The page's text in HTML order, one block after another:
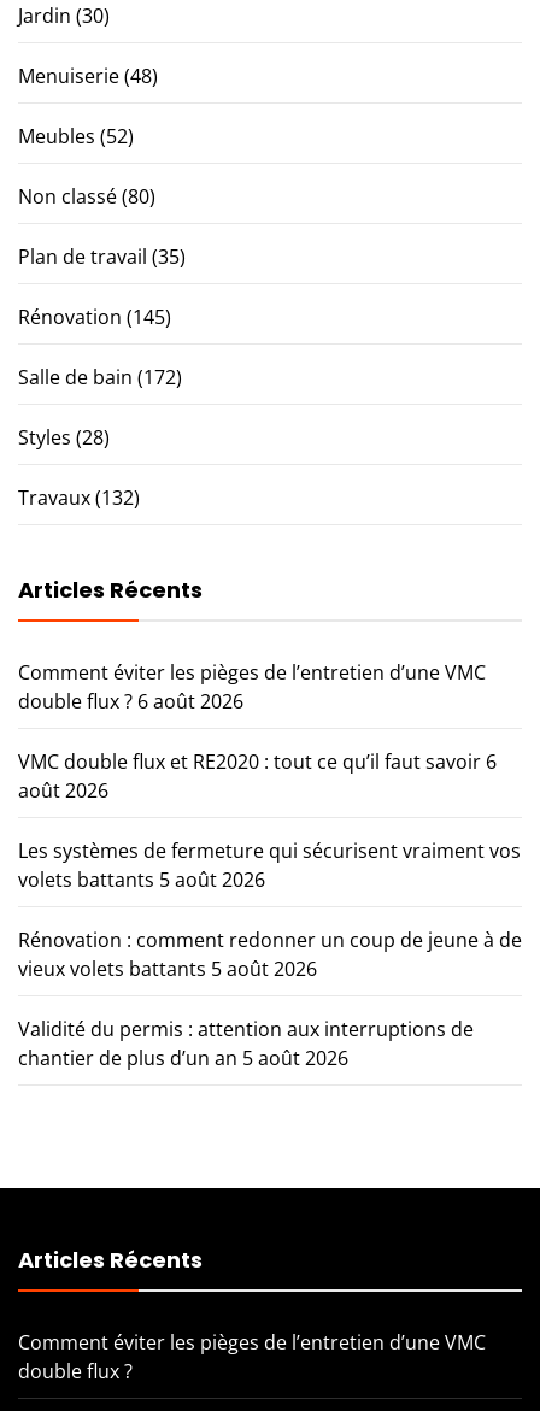
Jardin (30)
Menuiserie(48)
Meubles (52)
Non classé(80)
Plan de travail (35)
Rénovation (145)
Salle de bain (172)
Styles (28)
Travaux(132)
Articles Récents
Comment éviter les pièges de l’entretien d’une VMC
double flux ? 6 août 2026
VMC double flux et RE2020 : tout ce qu’il faut savoir 6
août 2026
Les systèmes de fermeture qui sécurisent vraiment vos
volets battants 5 août 2026
Rénovation : comment redonner un coup de jeune à de
vieux volets battants 5 août 2026
Validité du permis : attention aux interruptions de
chantier de plus d’un an 5 août 2026
Articles Récents
Comment éviter les pièges de l’entretien d’une VMC
double flux ?